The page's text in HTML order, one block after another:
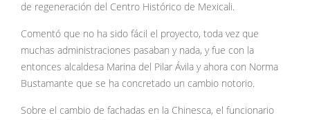
de regeneración del Centro Histórico de Mexicali.
Comentó que no ha sido fácil el proyecto, toda vez que
muchas administraciones pasaban y nada, y fue con la
entonces alcaldesa Marina del Pilar Ávila y ahora con Norma
Bustamante que se ha concretado un cambio notorio.
Sobre el cambio de fachadas en la Chinesca, el funcionario